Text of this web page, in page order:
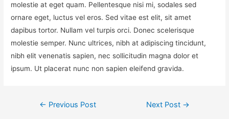
molestie at eget quam. Pellentesque nisi mi, sodales sed
ornare eget, luctus vel eros. Sed vitae est elit, sit amet
dapibus tortor. Nullam vel turpis orci. Donec scelerisque
molestie semper. Nunc ultrices, nibh at adipiscing tincidunt,
nibh elit venenatis sapien, nec sollicitudin magna dolor et
ipsum. Ut placerat nunc non sapien eleifend gravida.
← Previous Post Next Post →